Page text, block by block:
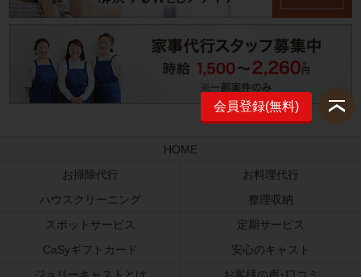
会員登録(無料)
HOME
お掃除代行
お料理代行
ハウスクリーニング
整理収納
スポットサービス
定期サービス
CaSyギフトカード
安心のキャスト